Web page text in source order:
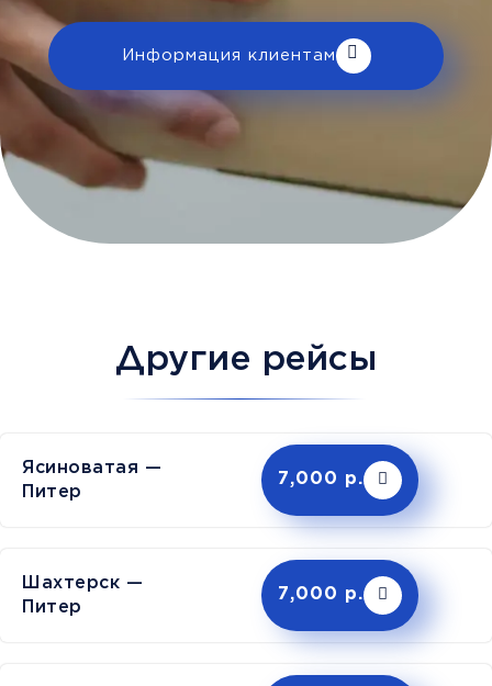
Информация клиентам
Другие рейсы
Ясиноватая —
Питер
7,000 р.
Шахтерск —
Питер
7,000 р.